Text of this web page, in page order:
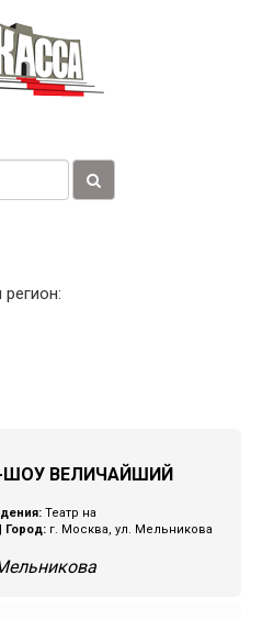
ВЕЛИЧАЙШИЙ
Театр на
Город: г. Москва, ул. Мельникова